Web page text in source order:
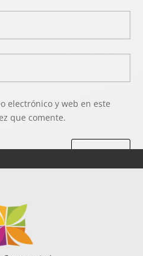
electrónico y web en este
que comente.
Enviar